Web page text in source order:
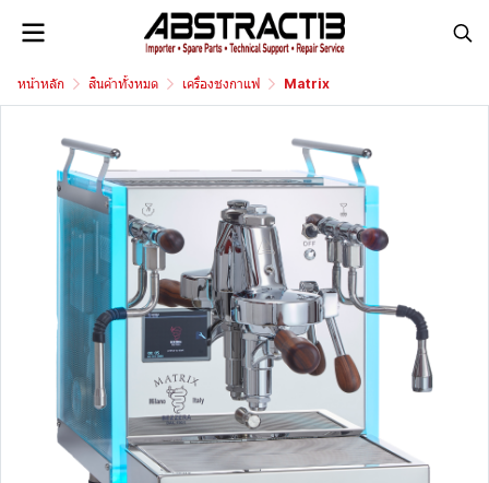
หน้าหลัก สินค้าทั้งหมด เครื่องชงกาแฟ Matrix